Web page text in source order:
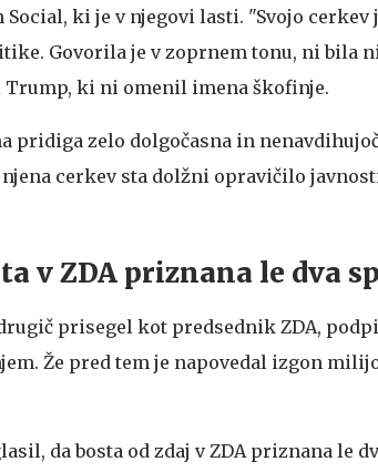
ki je v njegovi lasti. "Svojo cerkev
Govorila je v zoprnem tonu, ni bila
ki ni omenil imena škofinje.
pridiga zelo dolgočasna in
cerkev sta dolžni opravičilo
v ZDA priznana le dva
prisegel kot predsednik ZDA,
Že pred tem je napovedal izgon
da bosta od zdaj v ZDA priznana le